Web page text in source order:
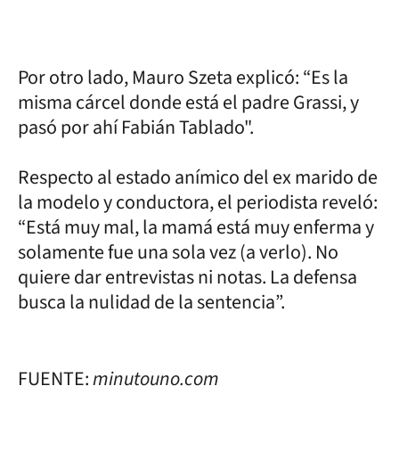
Por otro lado, Mauro Szeta explicó: “Es la
misma cárcel donde está el padre Grassi, y
pasó por ahí Fabián Tablado".
Respecto al estado anímico del ex marido de
la modelo y conductora, el periodista reveló:
“Está muy mal, la mamá está muy enferma y
solamente fue una sola vez (a verlo). No
quiere dar entrevistas ni notas. La defensa
busca la nulidad de la sentencia”.
FUENTE:minutouno.com